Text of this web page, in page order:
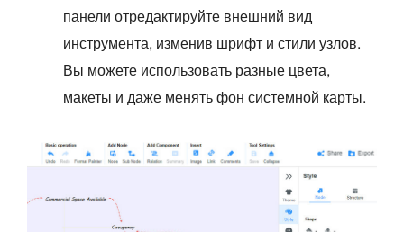
панели отредактируйте внешний вид
инструмента, изменив шрифт и стили узлов.
Вы можете использовать разные цвета,
макеты и даже менять фон системной карты.